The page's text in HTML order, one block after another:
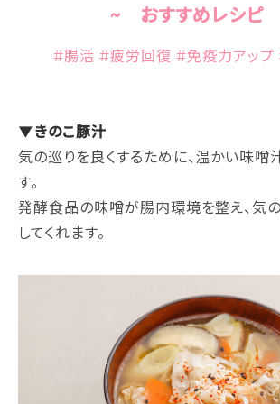
~ おすすめレシ
#腸活 #疲労回復 #免疫力アップ
▼きのこ豚汁
気の巡りを良くするために、温かい味噌
す。
発酵食品の味噌が腸内環境を整え、気
してくれます。